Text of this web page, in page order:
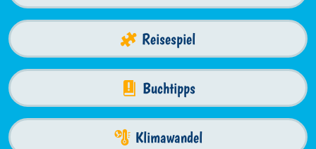
Reisespiel
Buchtipps
Klimawandel